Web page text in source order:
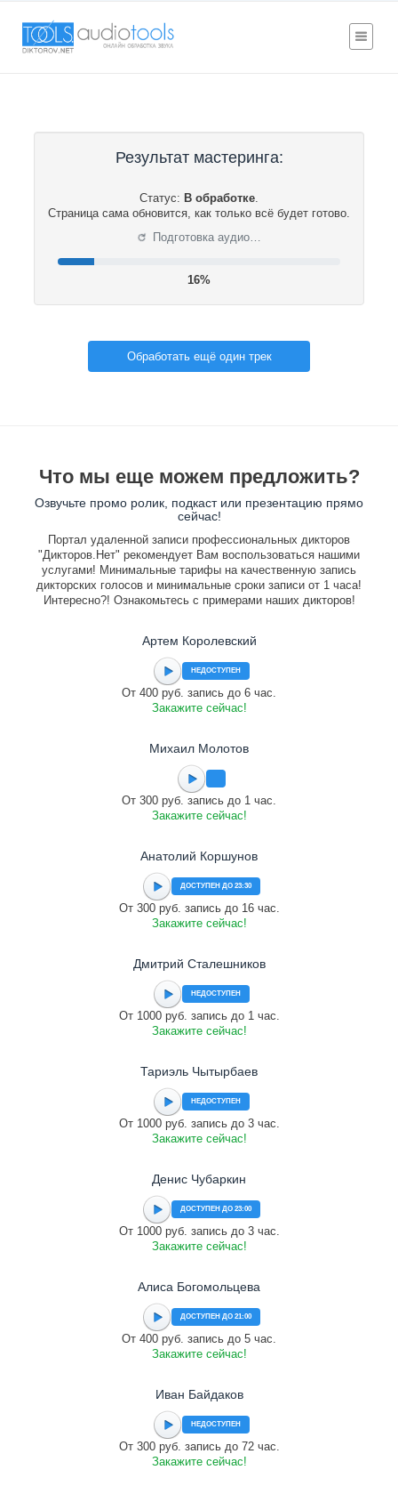
Результат мастеринга:
Статус: В обработке.
Страница сама обновится, как только всё будет готово.
⟳ Подготовка аудио…
16%
Обработать ещё один трек
Что мы еще можем предложить?
Озвучьте промо ролик, подкаст или презентацию прямо
сейчас!
Портал удаленной записи профессиональных дикторов
"Дикторов.Нет" рекомендует Вам воспользоваться нашими
услугами! Минимальные тарифы на качественную запись
дикторских голосов и минимальные сроки записи от 1 часа!
Интересно?! Ознакомьтесь с примерами наших дикторов!
Артем Королевский
НЕДОСТУПЕН
От 400 руб. запись до 6 час.
Закажите сейчас!
Михаил Молотов
От 300 руб. запись до 1 час.
Закажите сейчас!
Анатолий Коршунов
ДОСТУПЕН ДО 23:30
От 300 руб. запись до 16 час.
Закажите сейчас!
Дмитрий Сталешников
НЕДОСТУПЕН
От 1000 руб. запись до 1 час.
Закажите сейчас!
Тариэль Чытырбаев
НЕДОСТУПЕН
От 1000 руб. запись до 3 час.
Закажите сейчас!
Денис Чубаркин
ДОСТУПЕН ДО 23:00
От 1000 руб. запись до 3 час.
Закажите сейчас!
Алиса Богомольцева
ДОСТУПЕН ДО 21:00
От 400 руб. запись до 5 час.
Закажите сейчас!
Иван Байдаков
НЕДОСТУПЕН
От 300 руб. запись до 72 час.
Закажите сейчас!